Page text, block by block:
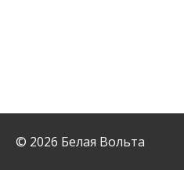
© 2026 Белая Вольта